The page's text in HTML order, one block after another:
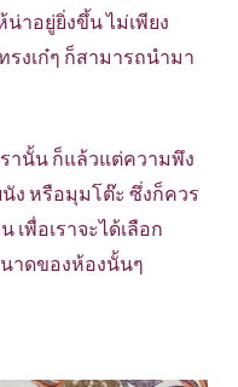
าอยู่ยิ่งขึ้น ไม่เพียง
งเก๋ๆ ก็สามารถนำมา
านั้น ก็แล้วแต่ความพึง
ง หรือมุมโต๊ะ ซึ่งก็ควร
เพื่อเราจะได้เลือก
าดของห้องนั้นๆ